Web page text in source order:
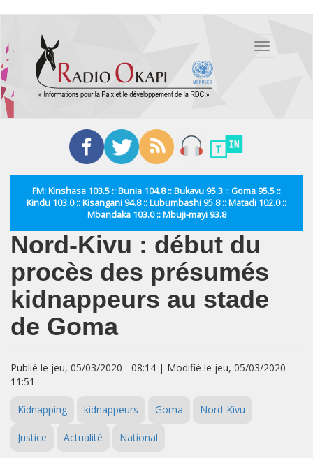
contenu
principal
Toggle
FM: Kinshasa 103.5 :: Bunia 104.8 :: Bukavu 95.3 :: Goma 95.5 ::
Kindu 103.0 :: Kisangani 94.8 :: Lubumbashi 95.8 :: Matadi 102.0 ::
Mbandaka 103.0 :: Mbuji-mayi 93.8
Nord-Kivu : début du
procès des présumés
kidnappeurs au stade
de Goma
Publié le jeu, 05/03/2020 - 08:14 | Modifié le jeu, 05/03/2020 -
11:51
Kidnapping kidnappeurs Goma Nord-Kivu
Justice Actualité National